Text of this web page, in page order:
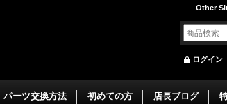
Other
ログイン
パーツ交換方法 初めての方 店長ブログ